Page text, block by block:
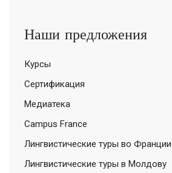
Наши предложения
Курсы
Сертификация
Медиатека
Campus France
Лингвистические туры во Франции
Лингвистические туры в Молдову